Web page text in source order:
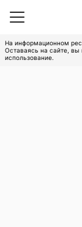
На информационном
Оставаясь на сайте, вы
использование.